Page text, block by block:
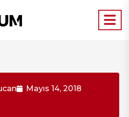
Mayıs 14, 2018